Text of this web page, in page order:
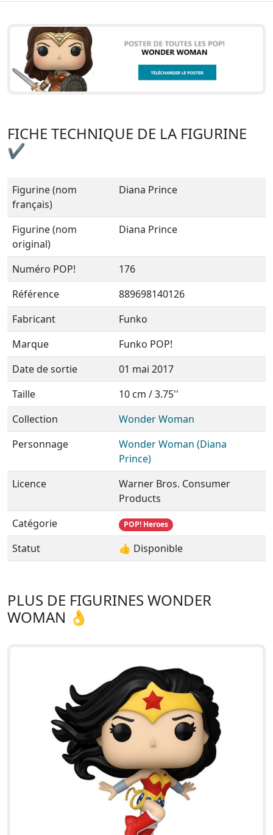
FICHE TECHNIQUE DE LA FIGURINE
✔
Figurine (nom
français)
Diana Prince
Figurine (nom
original)
Diana Prince
Numéro POP!
176
Référence
889698140126
Fabricant
Funko
Marque
Funko POP!
Date de sortie
01 mai 2017
Taille
10 cm / 3.75''
Collection
Wonder Woman
Personnage
Wonder Woman (Diana
Prince)
Licence
Warner Bros. Consumer
Products
Catégorie
POP! Heroes
Statut 👍 Disponible
PLUS DE FIGURINES WONDER
WOMAN 👌